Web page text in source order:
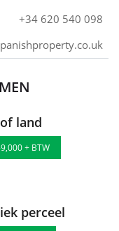
+34 620 540 098
land
+ BTW
perceel